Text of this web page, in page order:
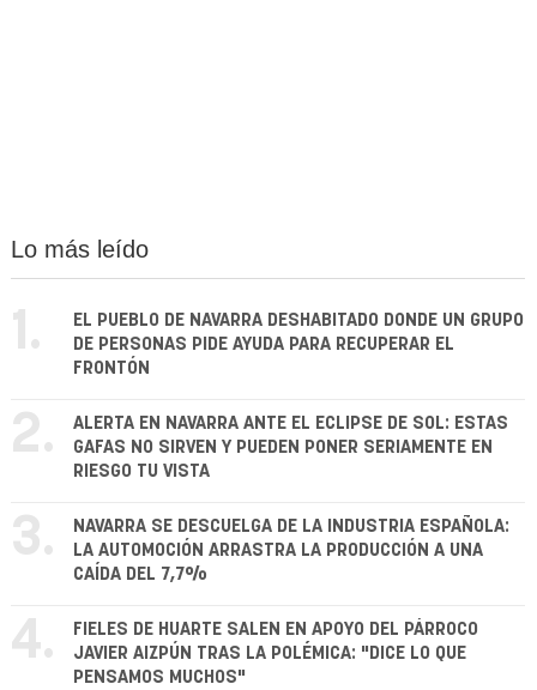
Lo más leído
1.
EL PUEBLO DE NAVARRA DESHABITADO DONDE UN GRUPO
DE PERSONAS PIDE AYUDA PARA RECUPERAR EL
FRONTÓN
2.
ALERTA EN NAVARRA ANTE EL ECLIPSE DE SOL: ESTAS
GAFAS NO SIRVEN Y PUEDEN PONER SERIAMENTE EN
RIESGO TU VISTA
3.
NAVARRA SE DESCUELGA DE LA INDUSTRIA ESPAÑOLA:
LA AUTOMOCIÓN ARRASTRA LA PRODUCCIÓN A UNA
CAÍDA DEL 7,7%
4.
FIELES DE HUARTE SALEN EN APOYO DEL PÁRROCO
JAVIER AIZPÚN TRAS LA POLÉMICA: "DICE LO QUE
PENSAMOS MUCHOS"